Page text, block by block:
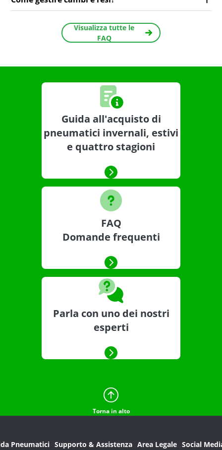
Visualizza tutte le
FAQ
Guida all'acquisto di
pneumatici invernali, estivi
e quattro stagioni
FAQ
Domande frequenti
Parla con uno dei nostri
esperti
Torna in alto
Pneumatici Supporto & Assistenza Area Legale Social